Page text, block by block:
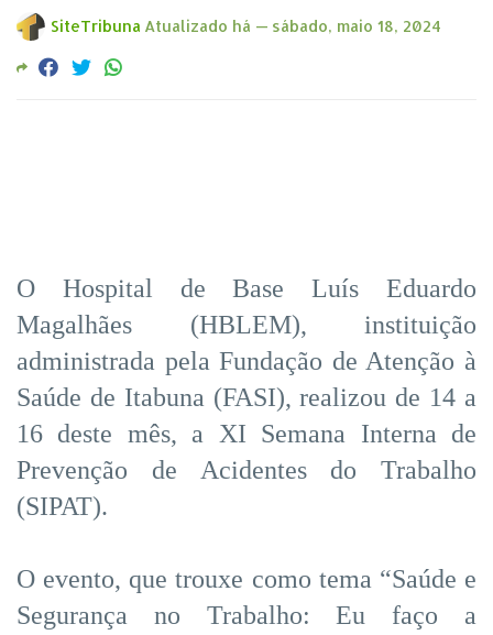
SiteTribuna Atualizado há — sábado, maio 18, 2024
O Hospital de Base Luís Eduardo
Magalhães (HBLEM), instituição
administrada pela Fundação de Atenção à
Saúde de Itabuna (FASI), realizou de 14 a
16 deste mês, a XI Semana Interna de
Prevenção de Acidentes do Trabalho
(SIPAT).
O evento, que trouxe como tema “Saúde e
Segurança no Trabalho: Eu faço a